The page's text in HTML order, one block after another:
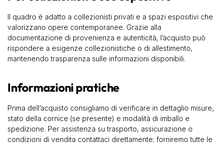
Il quadro è adatto a collezionisti privati e a spazi espositivi che
valorizzano opere contemporanee. Grazie alla
documentazione di provenienza e autenticità, l’acquisto può
rispondere a esigenze collezionistiche o di allestimento,
mantenendo trasparenza sulle informazioni disponibili.
Informazioni pratiche
Prima dell’acquisto consigliamo di verificare in dettaglio misure,
stato della cornice (se presente) e modalità di imballo e
spedizione. Per assistenza su trasporto, assicurazione o
condizioni di vendita contattaci direttamente; forniremo tutte le